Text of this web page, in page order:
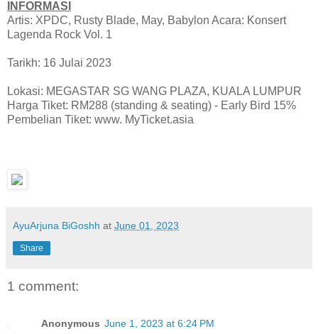
INFORMASI
Artis: XPDC, Rusty Blade, May, Babylon Acara: Konsert
Lagenda Rock Vol. 1
Tarikh: 16 Julai 2023
Lokasi: MEGASTAR SG WANG PLAZA, KUALA LUMPUR
Harga Tiket: RM288 (standing & seating) - Early Bird 15%
Pembelian Tiket: www. MyTicket.asia
AyuArjuna BiGoshh at June 01, 2023
Share
1 comment:
Anonymous June 1, 2023 at 6:24 PM